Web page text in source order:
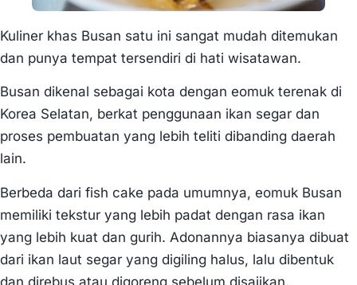
Kuliner khas Busan satu ini sangat mudah ditemukan
dan punya tempat tersendiri di hati wisatawan.
Busan dikenal sebagai kota dengan eomuk terenak di
Korea Selatan, berkat penggunaan ikan segar dan
proses pembuatan yang lebih teliti dibanding daerah
lain.
Berbeda dari fish cake pada umumnya, eomuk Busan
memiliki tekstur yang lebih padat dengan rasa ikan
yang lebih kuat dan gurih. Adonannya biasanya dibuat
dari ikan laut segar yang digiling halus, lalu dibentuk
dan direbus atau digoreng sebelum disajikan.